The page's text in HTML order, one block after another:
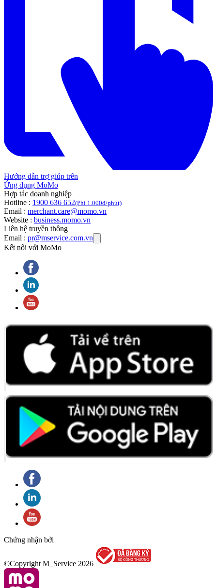
Hướng dẫn trợ giúp trên
Ứng dụng MoMo
Hợp tác doanh nghiệp
Hotline : 1900 636 652(Phí 1.000đ/phút)
Email : merchant.care@momo.vn
Website : business.momo.vn
Liên hệ truyền thông
Email : pr@mservice.com.vn
Kết nối với MoMo
Chứng nhận bởi
©Copyright M_Service 2026